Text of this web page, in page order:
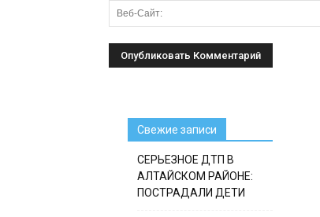
Свежие записи
СЕРЬЕЗНОЕ ДТП В
АЛТАЙСКОМ РАЙОНЕ:
ПОСТРАДАЛИ ДЕТИ